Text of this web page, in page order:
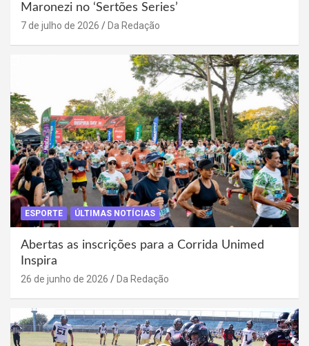
Maronezi no ‘Sertões Series’
7 de julho de 2026 Da Redação
ESPORTE ÚLTIMAS NOTÍCIAS
Abertas as inscrições para a Corrida Unimed
Inspira
26 de junho de 2026 Da Redação